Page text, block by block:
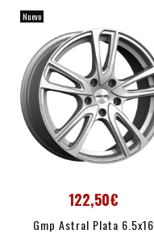
Nuevo
122,50€
Gmp Astral Plata 6.5x16